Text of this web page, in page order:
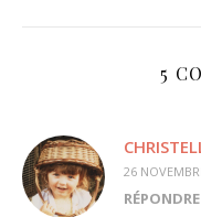
5
26
RÉPONDRE